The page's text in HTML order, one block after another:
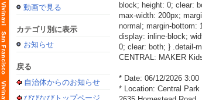
動画で見る
カテゴリ別に表示
お知らせ
戻る
自治体からのお知らせ
びびなびトップページ
block; height: 0; clear:
max-width: 200px;
normal; margin-bottom:
display: inline-block;
0; clear: both; } .detail-
CENTRAL: MAKER
* Date: 06/12/2026 3:00
* Location: Central Park